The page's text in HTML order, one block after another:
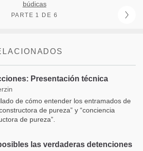
búdicas
PARTE 1 DE 6
Presentación técnica
de cómo entender los entramados de
de pureza” y “conciencia
de pureza”.
las verdaderas detenciones